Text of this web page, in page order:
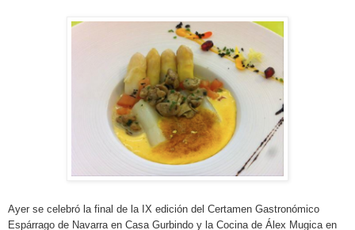
Ayer se celebró la final de la IX edición del Certamen Gastronómico
Espárrago de Navarra en Casa Gurbindo y la Cocina de Álex Mugica en